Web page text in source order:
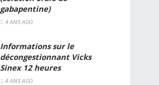
gabapentine)
4 ANS AGO
Informations sur le
décongestionnant Vicks
Sinex 12 heures
4 ANS AGO